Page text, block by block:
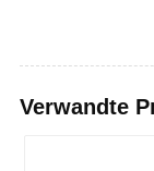
Verwandte